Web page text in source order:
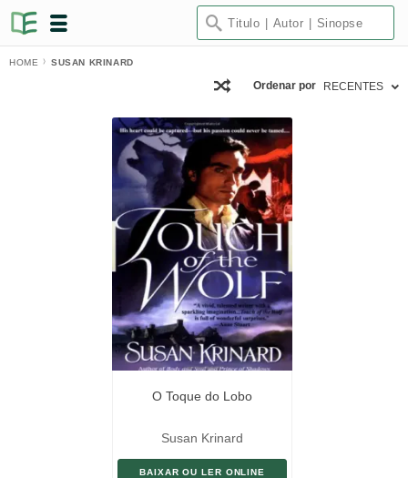
HOME SUSAN KRINARD
Ordenar por RECENTES
O Toque do Lobo
Susan Krinard
BAIXAR OU LER ONLINE